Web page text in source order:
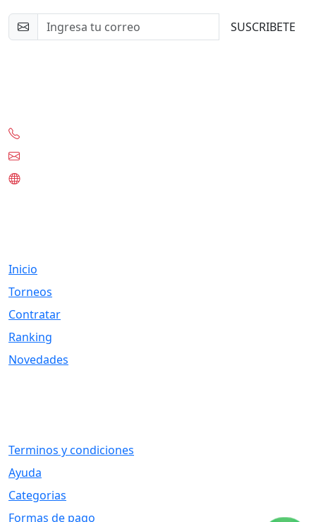
SUSCRIBETE
Inicio
Torneos
Contratar
Ranking
Novedades
Terminos y condiciones
Ayuda
Categorias
Formas de pago